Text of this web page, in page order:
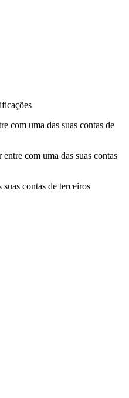
com uma das suas contas de
com uma das suas contas
contas de terceiros